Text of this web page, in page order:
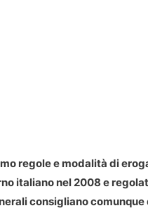
regole e modalità di
italiano nel 2008 e
consigliano